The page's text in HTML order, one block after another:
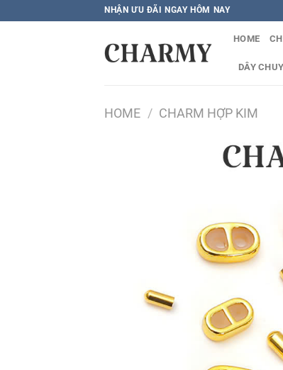
qua
NHẬN ƯU ĐÃI NGAY HÔM NAY
HOME
DÂY
HOME / CHARM HỢP KIM